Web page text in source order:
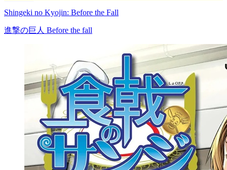
Shingeki no Kyojin: Before the Fall
進撃の巨人 Before the fall